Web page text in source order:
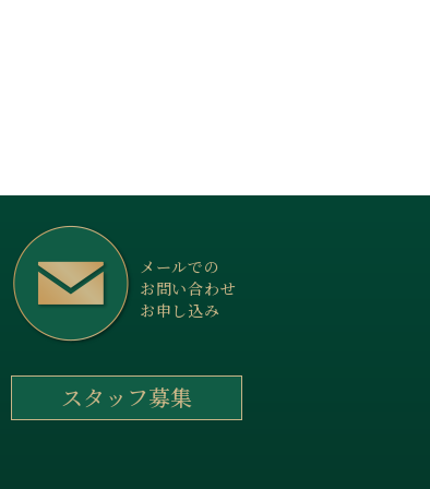
メールでの
お問い合わせ
お申し込み
スタッフ募集